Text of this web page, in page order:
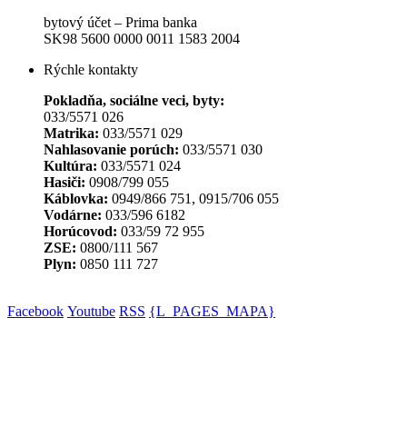
bytový účet – Prima banka
SK98 5600 0000 0011 1583 2004
Rýchle kontakty
Pokladňa, sociálne veci, byty:
033/5571 026
Matrika: 033/5571 029
Nahlasovanie porúch: 033/5571 030
Kultúra: 033/5571 024
Hasiči: 0908/799 055
Káblovka: 0949/866 751, 0915/706 055
Vodárne: 033/596 6182
Horúcovod: 033/59 72 955
ZSE: 0800/111 567
Plyn: 0850 111 727
Facebook Youtube RSS {L_PAGES_MAPA}